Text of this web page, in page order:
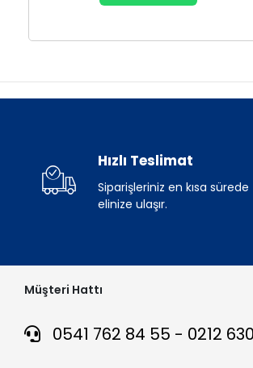
Hızlı Teslimat
Siparişleriniz en kısa sürede
elinize ulaşır.
Müşteri Hattı
0541 762 84 55 - 0212